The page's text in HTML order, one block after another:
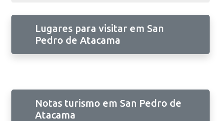
Lugares para visitar em San
Pedro de Atacama
Notas turismo em San Pedro de
Atacama